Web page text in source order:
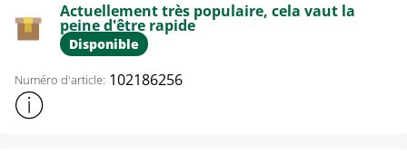
Actuellement très populaire, cela vaut la
peine d'être rapide
Disponible
Numéro d'article: 102186256
Afficher plus d'informations sur le produit